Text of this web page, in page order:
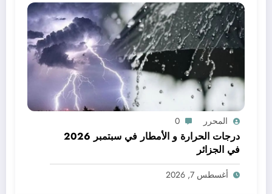
المحرر 0
درجات الحرارة و الأمطار في سبتمبر 2026
في الجزائر
أغسطس 7, 2026